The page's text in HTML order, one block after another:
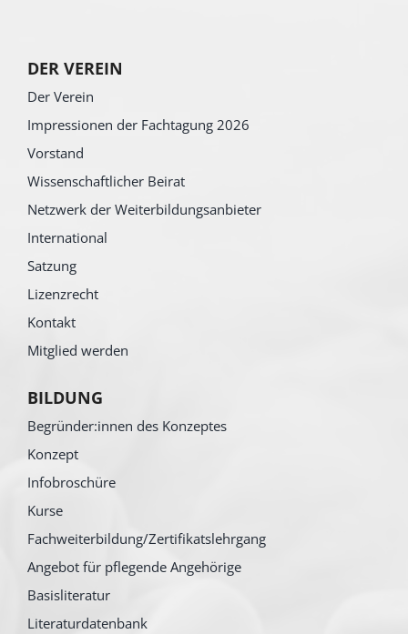
DER VEREIN
Der Verein
Impressionen der Fachtagung 2026
Vorstand
Wissenschaftlicher Beirat
Netzwerk der Weiterbildungsanbieter
International
Satzung
Lizenzrecht
Kontakt
Mitglied werden
BILDUNG
Begründer:innen des Konzeptes
Konzept
Infobroschüre
Kurse
Fachweiterbildung/Zertifikatslehrgang
Angebot für pflegende Angehörige
Basisliteratur
Literaturdatenbank